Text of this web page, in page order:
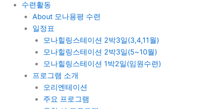
수련활동
About 모나용평 수련
일정표
모나힐링스테이션 2박3일(3,4,11월)
모나힐링스테이션 2박3일(5~10월)
모나힐링스테이션 1박2일(임원수련)
프로그램 소개
오리엔테이션
주요 프로그램